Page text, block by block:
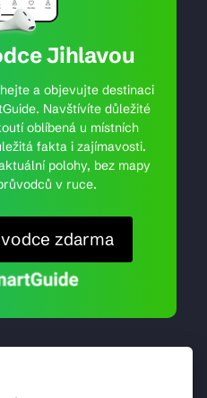
Jihlavou
a objevujte destinaci
Navštívíte důležité
oblíbená u místních
fakta i zajímavosti.
polohy, bez mapy
v ruce.
zdarma